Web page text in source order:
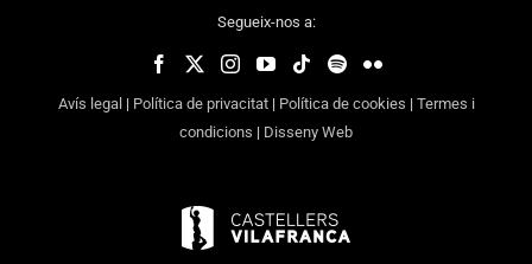
Segueix-nos a:
Avís legal| Política de privacitat| Política de cookies | Termes i
condicions | Disseny Web